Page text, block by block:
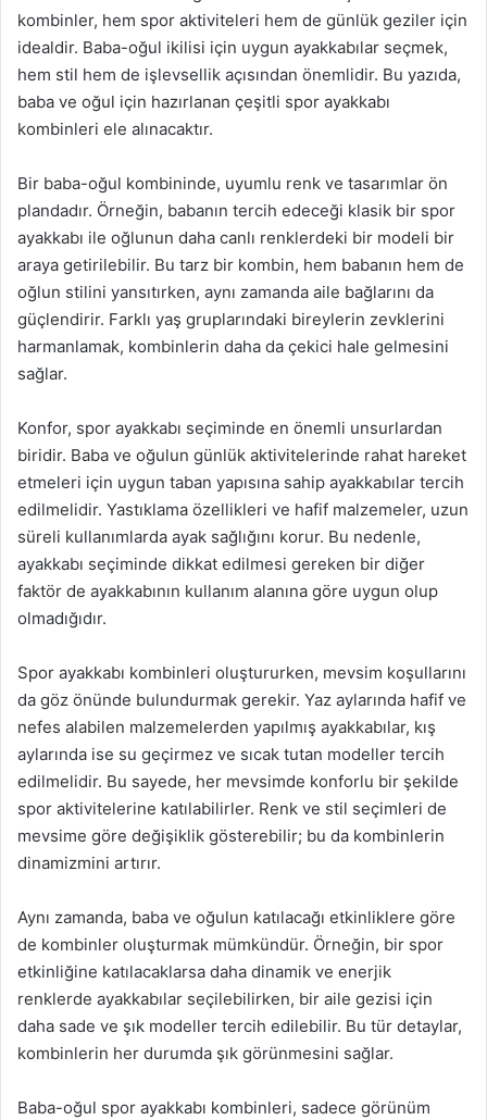
kombinler, hem spor aktiviteleri hem de günlük geziler için
idealdir. Baba-oğul ikilisi için uygun ayakkabılar seçmek,
hem stil hem de işlevsellik açısından önemlidir. Bu yazıda,
baba ve oğul için hazırlanan çeşitli spor ayakkabı
kombinleri ele alınacaktır.
Bir baba-oğul kombininde, uyumlu renk ve tasarımlar ön
plandadır. Örneğin, babanın tercih edeceği klasik bir spor
ayakkabı ile oğlunun daha canlı renklerdeki bir modeli bir
araya getirilebilir. Bu tarz bir kombin, hem babanın hem de
oğlun stilini yansıtırken, aynı zamanda aile bağlarını da
güçlendirir. Farklı yaş gruplarındaki bireylerin zevklerini
harmanlamak, kombinlerin daha da çekici hale gelmesini
sağlar.
Konfor, spor ayakkabı seçiminde en önemli unsurlardan
biridir. Baba ve oğulun günlük aktivitelerinde rahat hareket
etmeleri için uygun taban yapısına sahip ayakkabılar tercih
edilmelidir. Yastıklama özellikleri ve hafif malzemeler, uzun
süreli kullanımlarda ayak sağlığını korur. Bu nedenle,
ayakkabı seçiminde dikkat edilmesi gereken bir diğer
faktör de ayakkabının kullanım alanına göre uygun olup
olmadığıdır.
Spor ayakkabı kombinleri oluştururken, mevsim koşullarını
da göz önünde bulundurmak gerekir. Yaz aylarında hafif ve
nefes alabilen malzemelerden yapılmış ayakkabılar, kış
aylarında ise su geçirmez ve sıcak tutan modeller tercih
edilmelidir. Bu sayede, her mevsimde konforlu bir şekilde
spor aktivitelerine katılabilirler. Renk ve stil seçimleri de
mevsime göre değişiklik gösterebilir; bu da kombinlerin
dinamizmini artırır.
Aynı zamanda, baba ve oğulun katılacağı etkinliklere göre
de kombinler oluşturmak mümkündür. Örneğin, bir spor
etkinliğine katılacaklarsa daha dinamik ve enerjik
renklerde ayakkabılar seçilebilirken, bir aile gezisi için
daha sade ve şık modeller tercih edilebilir. Bu tür detaylar,
kombinlerin her durumda şık görünmesini sağlar.
Baba-oğul spor ayakkabı kombinleri, sadece görünüm